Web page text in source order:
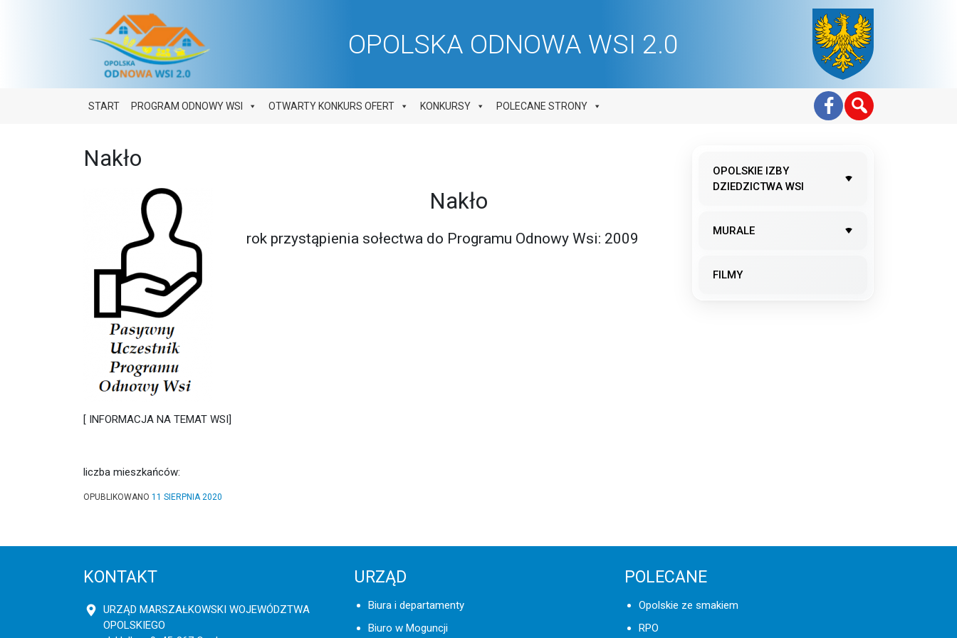
Main Navigation OPOLSKA ODNOWA WSI 2.0
START PROGRAM ODNOWY WSI OTWARTY KONKURS OFERT KONKURSY POLECANE STRONY
Nakło
Nakło
rok przystąpienia sołectwa do Programu Odnowy Wsi: 2009
[ INFORMACJA NA TEMAT WSI]
liczba mieszkańców:
OPUBLIKOWANO 11 SIERPNIA 2020
OPOLSKIE IZBY
DZIEDZICTWA WSI
MURALE
FILMY
KONTAKT
URZĄD MARSZAŁKOWSKI WOJEWÓDZTWA
OPOLSKIEGO
URZĄD
Biura i departamenty
Biuro w Moguncji
POLECANE
Opolskie ze smakiem
RPO